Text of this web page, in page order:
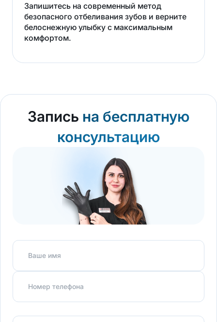
Запишитесь на современный метод
безопасного отбеливания зубов и верните
белоснежную улыбку с максимальным
комфортом.
Запись на бесплатную
консультацию
Ваше имя
Номер телефона